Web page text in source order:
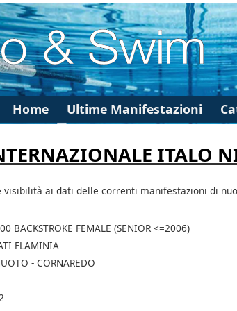
Home Ultime Manifestazioni
ITALO
visibilità ai dati delle correnti manifestazioni di
BACKSTROKE FEMALE (SENIOR <=2006)
FLAMINIA
- CORNAREDO